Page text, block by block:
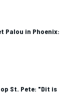
Palou in Phoenix:
St. Pete: "Dit is